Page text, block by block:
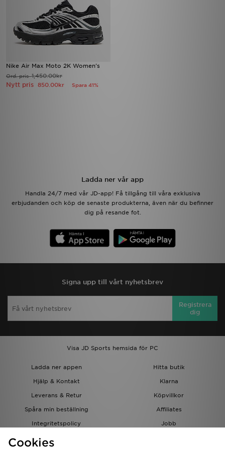
Nike Air Max Moto 2K Women's
Ord. pris1,450.00kr
Nytt pris 850.00kr Spara 41%
Ladda ner vår app
Handla 24/7 med vår JD-app! Få tillgång till våra exklusiva
erbjudanden och köp de senaste produkterna, även när du befinner
dig på resande fot.
Signa upp till vårt nyhetsbrev
Registrera
dig
Visa JD Sports hemsida för PC
Ladda ner appen
Hitta butik
Hjälp & Kontakt
Klarna
Leverans & Retur
Köpvillkor
Spåra min beställning
Affiliates
Integritetspolicy
Jobb
JD-bloggen
Cookies